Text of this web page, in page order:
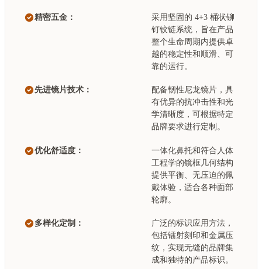
精密五金：
采用坚固的 4+3 桶状铆
钉铰链系统，旨在产品
整个生命周期内提供卓
越的稳定性和顺滑、可
靠的运行。
先进镜片技术：
配备韧性尼龙镜片，具
有优异的抗冲击性和光
学清晰度，可根据特定
品牌要求进行定制。
优化舒适度：
一体化鼻托和符合人体
工程学的镜框几何结构
提供平衡、无压迫的佩
戴体验，适合各种面部
轮廓。
多样化定制：
广泛的标识应用方法，
包括镭射刻印和金属压
纹，实现无缝的品牌集
成和独特的产品标识。